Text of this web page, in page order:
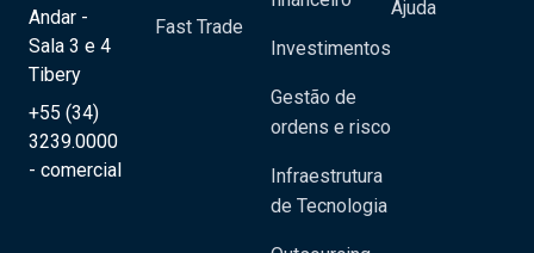
Andar -
Sala 3 e 4
Tibery
+55 (34)
3239.0000
- comercial
Fast Trade
Investimentos
Gestão de
ordens e risco
Infraestrutura
de Tecnologia
Ajuda